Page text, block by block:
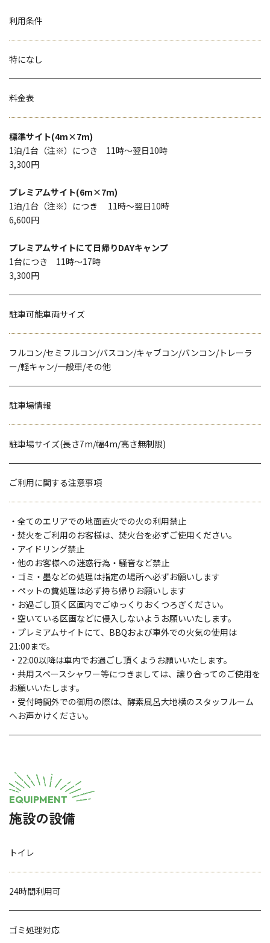
利用条件
特になし
料金表
標準サイト(4m×7m)
1泊/1台（注※）につき 11時〜翌日10時
3,300円
プレミアムサイト(6m×7m)
1泊/1台（注※）につき 11時〜翌日10時
6,600円
プレミアムサイトにて日帰りDAYキャンプ
1台につき 11時〜17時
3,300円
駐車可能車両サイズ
フルコン/セミフルコン/バスコン/キャブコン/バンコン/トレーラ
ー/軽キャン/一般車/その他
駐車場情報
駐車場サイズ(長さ7m/幅4m/高さ無制限)
ご利用に関する注意事項
・全てのエリアでの地面直火での火の利用禁止
・焚火をご利用のお客様は、焚火台を必ずご使用ください。
・アイドリング禁止
・他のお客様への迷惑行為・騒音など禁止
・ゴミ・墨などの処理は指定の場所へ必ずお願いします
・ペットの糞処理は必ず持ち帰りお願いします
・お過ごし頂く区画内でごゆっくりおくつろぎください。
・空いている区画などに侵入しないようお願いいたします。
・プレミアムサイトにて、BBQおよび車外での火気の使用は
21:00まで。
・22:00以降は車内でお過ごし頂くようお願いいたします。
・共用スペースシャワー等につきましては、譲り合ってのご使用を
お願いいたします。
・受付時間外での御用の際は、酵素風呂大地横のスタッフルーム
へお声かけください。
EQUIPMENT
施設の設備
トイレ
24時間利用可
ゴミ処理対応